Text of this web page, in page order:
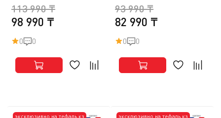
98 990 ₸
113 990 ₸
0 0
82 990 ₸
93 990 ₸
0 0
эксклюзивно на тефаль.кз
эксклюзивно на тефаль.кз